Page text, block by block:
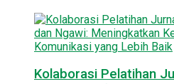
Kolaborasi Pelatihan